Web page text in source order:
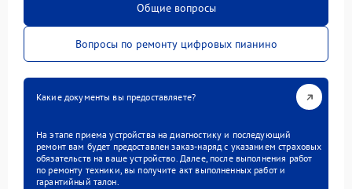
Общие вопросы
Вопросы по ремонту цифровых пианино
Какие документы вы предоставляете?
На этапе приема устройства на диагностику и последующий
ремонт вам будет предоставлен заказ-наряд с указанием страховых
обязательств на ваше устройство. Далее, после выполнения работ
по ремонту техники, вы получите акт выполненных работ и
гарантийный талон.